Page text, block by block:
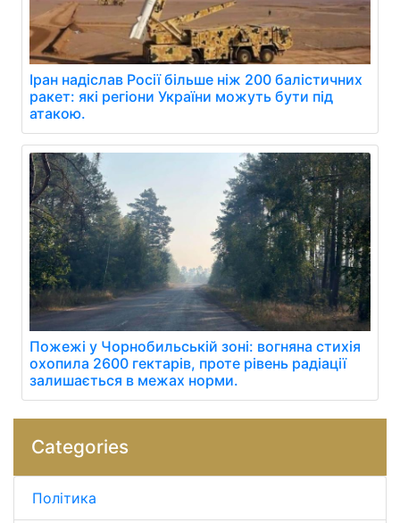
Іран надіслав Росії більше ніж 200 балістичних
ракет: які регіони України можуть бути під
атакою.
Пожежі у Чорнобильській зоні: вогняна стихія
охопила 2600 гектарів, проте рівень радіації
залишається в межах норми.
Categories
Політика